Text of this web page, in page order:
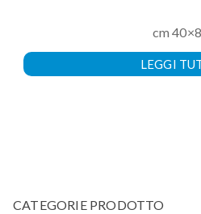
cm
LEGGI
CATEGORIE PRODOTTO